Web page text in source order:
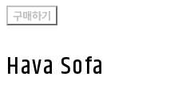
구매하기
Hava Sofa